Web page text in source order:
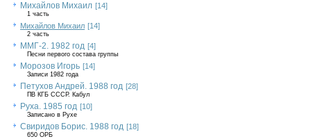
Михайлов Михаил [14]
1 часть
Михайлов Михаил [14]
2 часть
ММГ-2. 1982 год [4]
Песни первого состава группы
Морозов Игорь [14]
Записи 1982 года
Петухов Андрей. 1988 год [28]
ПВ КГБ СССР. Кабул
Руха. 1985 год [10]
Записано в Рухе
Свиридов Борис. 1988 год [18]
650 ОРБ